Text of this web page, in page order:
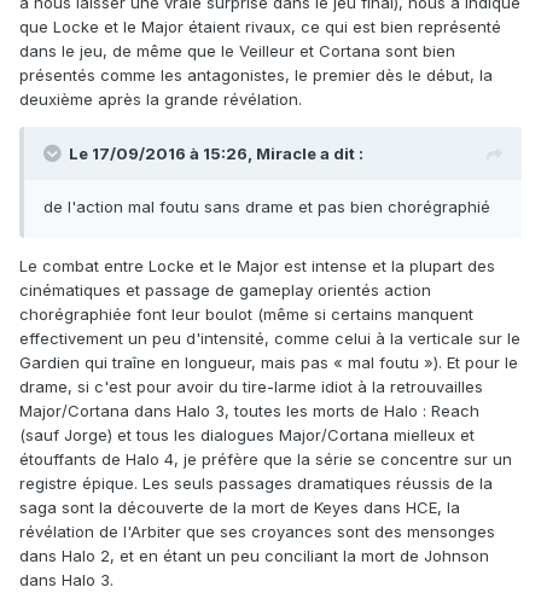
que Locke et le Major étaient rivaux, ce qui est bien représenté
dans le jeu, de même que le Veilleur et Cortana sont bien
présentés comme les antagonistes, le premier dès le début, la
deuxième après la grande révélation.
Le 17/09/2016 à 15:26, Miraclea dit :
de l'action mal foutu sans drame et pas bien chorégraphié
Le combat entre Locke et le Major est intense et la plupart des
cinématiques et passage de gameplay orientés action
chorégraphiée font leur boulot (même si certains manquent
effectivement un peu d'intensité, comme celui à la verticale sur le
Gardien qui traîne en longueur, mais pas « mal foutu »). Et pour le
drame, si c'est pour avoir du tire-larme idiot à la retrouvailles
Major/Cortana dans Halo 3, toutes les morts de Halo : Reach
(sauf Jorge) et tous les dialogues Major/Cortana mielleux et
étouffants de Halo 4, je préfère que la série se concentre sur un
registre épique. Les seuls passages dramatiques réussis de la
saga sont la découverte de la mort de Keyes dans HCE, la
révélation de l'Arbiter que ses croyances sont des mensonges
dans Halo 2, et en étant un peu conciliant la mort de Johnson
dans Halo 3.